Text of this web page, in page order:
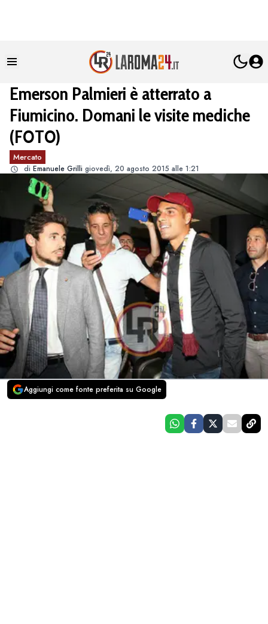
Emerson Palmieri è atterrato a
Fiumicino. Domani le visite mediche
(FOTO)
Mercato
di Emanuele Grilli giovedì, 20 agosto 2015 alle 1:21
Aggiungi come fonte preferita su Google